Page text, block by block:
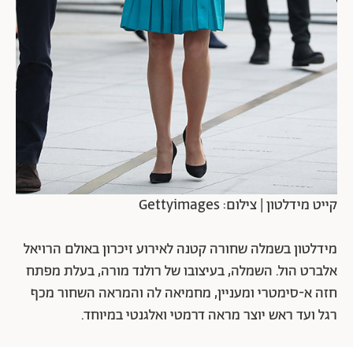
קייט מידלטון | צילום: Gettyimages
מידלטון בשמלה שחורה קטנה לאירוע זיכרון באולם הרויאל
אלברט הול. השמלה, בעיצובו של רולנד מורה, בעלת מפתח
חזה א-סימטרי ומעניין, מחמיאה לה והמראה השחור מכף
רגל ועד ראש יוצר מראה דרמטי ואלגנטי במיוחד.